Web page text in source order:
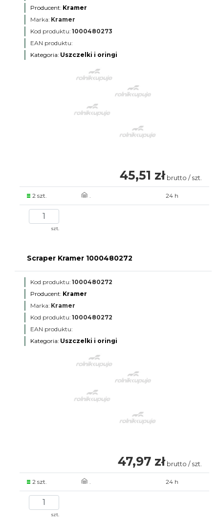
Producent: Kramer
Marka: Kramer
Kod produktu: 1000480273
EAN produktu:
Kategoria: Uszczelki i oringi
45,51 zł brutto / szt.
2 szt. . 24 h
szt.
Scraper Kramer 1000480272
Kod produktu: 1000480272
Producent: Kramer
Marka: Kramer
Kod produktu: 1000480272
EAN produktu:
Kategoria: Uszczelki i oringi
47,97 zł brutto / szt.
2 szt. . 24 h
szt.